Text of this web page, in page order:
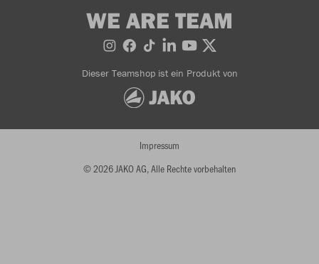
WE ARE TEAM
Dieser Teamshop ist ein Produkt von
© 2026 JAKO AG, Alle Rechte vorbehalten
Impressum